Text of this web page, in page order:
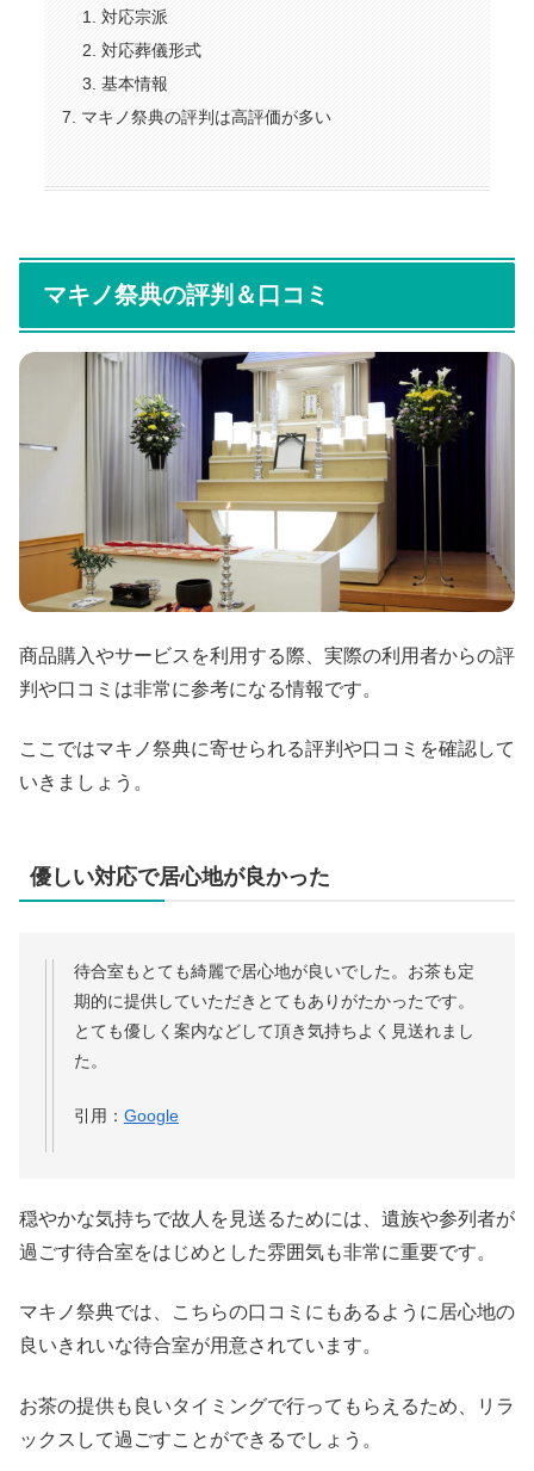
対応宗派
対応葬儀形式
基本情報
マキノ祭典の評判は高評価が多い
マキノ祭典の評判＆口コミ
商品購入やサービスを利用する際、実際の利用者からの評
判や口コミは非常に参考になる情報です。
ここではマキノ祭典に寄せられる評判や口コミを確認して
いきましょう。
優しい対応で居心地が良かった
待合室もとても綺麗で居心地が良いでした。お茶も定
期的に提供していただきとてもありがたかったです。
とても優しく案内などして頂き気持ちよく見送れまし
た。
引用： Google
穏やかな気持ちで故人を見送るためには、遺族や参列者が
過ごす待合室をはじめとした雰囲気も非常に重要です。
マキノ祭典では、こちらの口コミにもあるように居心地の
良いきれいな待合室が用意されています。
お茶の提供も良いタイミングで行ってもらえるため、リラ
ックスして過ごすことができるでしょう。